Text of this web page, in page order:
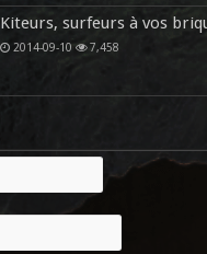
Kiteurs, surfeurs à vos
2014-09-10 7,458